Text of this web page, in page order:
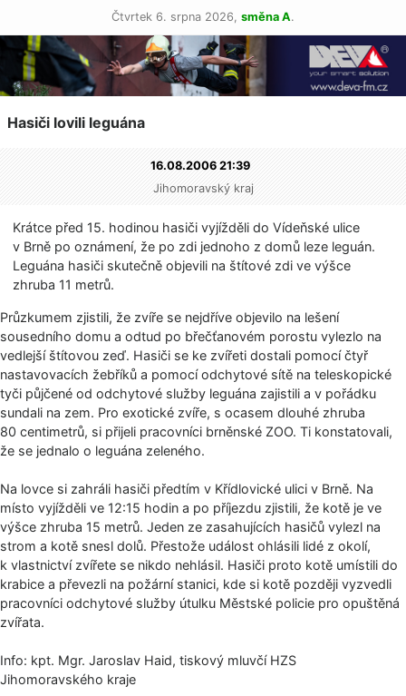
Čtvrtek 6. srpna 2026, směna A.
Hasiči lovili leguána
16.08.2006 21:39
Jihomoravský kraj
Krátce před 15. hodinou hasiči vyjížděli do Vídeňské ulice
v Brně po oznámení, že po zdi jednoho z domů leze leguán.
Leguána hasiči skutečně objevili na štítové zdi ve výšce
zhruba 11 metrů.
Průzkumem zjistili, že zvíře se nejdříve objevilo na lešení
sousedního domu a odtud po břečťanovém porostu vylezlo na
vedlejší štítovou zeď. Hasiči se ke zvířeti dostali pomocí čtyř
nastavovacích žebříků a pomocí odchytové sítě na teleskopické
tyči půjčené od odchytové služby leguána zajistili a v pořádku
sundali na zem. Pro exotické zvíře, s ocasem dlouhé zhruba
80 centimetrů, si přijeli pracovníci brněnské ZOO. Ti konstatovali,
že se jednalo o leguána zeleného.
Na lovce si zahráli hasiči předtím v Křídlovické ulici v Brně. Na
místo vyjížděli ve 12:15 hodin a po příjezdu zjistili, že kotě je ve
výšce zhruba 15 metrů. Jeden ze zasahujících hasičů vylezl na
strom a kotě snesl dolů. Přestože událost ohlásili lidé z okolí,
k vlastnictví zvířete se nikdo nehlásil. Hasiči proto kotě umístili do
krabice a převezli na požární stanici, kde si kotě později vyzvedli
pracovníci odchytové služby útulku Městské policie pro opuštěná
zvířata.
Info: kpt. Mgr. Jaroslav Haid, tiskový mluvčí HZS
Jihomoravského kra­je